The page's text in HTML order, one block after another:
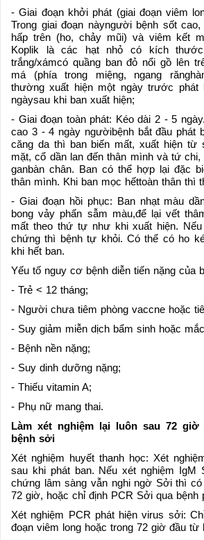
- Giai đoạn khởi phát (giai đoạn viêm
Trong giai đoạn nàyngười bệnh sốt
hấp trên (ho, chảy mũi) và viêm kết
Koplik là các hạt nhỏ có kích
trắng/xámcó quầng ban đỏ nổi gồ lên
má (phía trong miệng, ngang
thường xuất hiện một ngày trước
ngàysau khi ban xuất hiện;
- Giai đoạn toàn phát: Kéo dài 2 - 5
cao 3 - 4 ngày ngườibệnh bắt đầu phát
căng da thì ban biến mất, xuất hiện từ
mặt, cổ dần lan đến thân mình và tứ
ganbàn chân. Ban có thể hợp lại đặc
thân mình. Khi ban mọc hếttoàn thân thì
- Giai đoạn hồi phục: Ban nhạt màu
bong vảy phấn sẫm màu,để lại vết
mất theo thứ tự như khi xuất hiện. Nếu
chứng thì bệnh tự khỏi. Có thể có ho
khi hết ban.
Yếu tố nguy cơ bệnh diễn tiến nặng của
- Trẻ < 12 tháng;
- Người chưa tiêm phòng vaccne hoặc
- Suy giảm miễn dịch bẩm sinh hoặc
- Bệnh nền nặng;
- Suy dinh dưỡng nặng;
- Thiếu vitamin A;
- Phụ nữ mang thai.
Làm xét nghiệm lại luôn sau 72
bệnh sởi
Xét nghiệm huyết thanh học: Xét
sau khi phát ban. Nếu xét nghiệm IgM
chứng lâm sàng vẫn nghi ngờ Sởi thì
72 giờ, hoặc chỉ định PCR Sởi qua bệnh
Xét nghiệm PCR phát hiện virus sởi:
đoạn viêm long hoặc trong 72 giờ đầu từ